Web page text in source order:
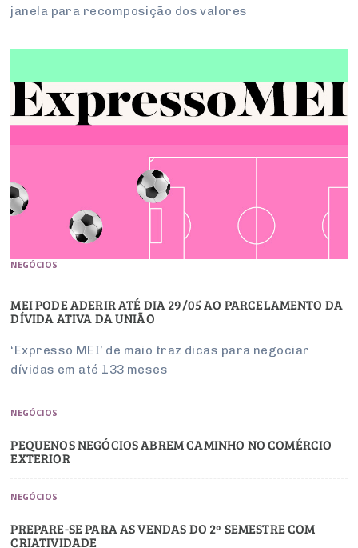
janela para recomposição dos valores
NEGÓCIOS
MEI PODE ADERIR ATÉ DIA 29/05 AO PARCELAMENTO DA
DÍVIDA ATIVA DA UNIÃO
‘Expresso MEI’ de maio traz dicas para negociar
dívidas em até 133 meses
NEGÓCIOS
PEQUENOS NEGÓCIOS ABREM CAMINHO NO COMÉRCIO
EXTERIOR
NEGÓCIOS
PREPARE-SE PARA AS VENDAS DO 2º SEMESTRE COM
CRIATIVIDADE